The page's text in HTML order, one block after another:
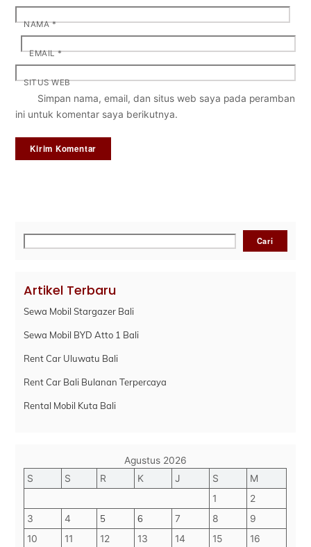
NAMA*
EMAIL*
SITUS WEB
Simpan nama, email, dan situs web saya pada peramban
ini untuk komentar saya berikutnya.
Cari Cari
Artikel Terbaru
Sewa Mobil Stargazer Bali
Sewa Mobil BYD Atto 1 Bali
Rent Car Uluwatu Bali
Rent Car Bali Bulanan Terpercaya
Rental Mobil Kuta Bali
Agustus 2026
S
S R K J S
M
1
2
3
4 5 6 7 8
9
10
11 12 13 14 15
16